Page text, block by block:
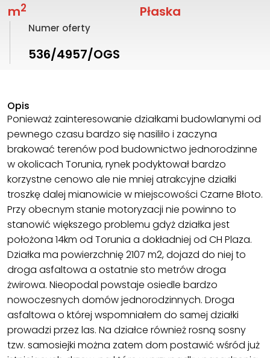
m2 Płaska
Numer oferty
536/4957/OGS
Opis
Ponieważ zainteresowanie działkami budowlanymi od
pewnego czasu bardzo się nasiliło i zaczyna
brakować terenów pod budownictwo jednorodzinne
w okolicach Torunia, rynek podyktował bardzo
korzystne cenowo ale nie mniej atrakcyjne działki
troszkę dalej mianowicie w miejscowości Czarne Błoto.
Przy obecnym stanie motoryzacji nie powinno to
stanowić większego problemu gdyż działka jest
położona 14km od Torunia a dokładniej od CH Plaza.
Działka ma powierzchnię 2107 m2, dojazd do niej to
droga asfaltowa a ostatnie sto metrów droga
żwirowa. Nieopodal powstaje osiedle bardzo
nowoczesnych domów jednorodzinnych. Droga
asfaltowa o której wspomniałem do samej działki
prowadzi przez las. Na działce również rosną sosny
tzw. samosiejki można zatem dom postawić wśród już